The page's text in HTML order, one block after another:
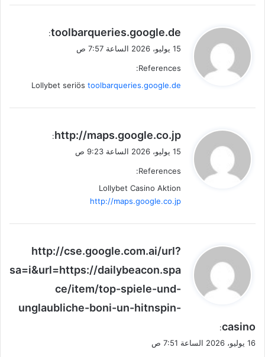
ي
ق
ل
toolbarqueries.google.de
:
15 يوليو، 2026 الساعة 7:57 ص
References:
Lollybet seriös toolbarqueries.google.de
ي
ق
ل
http://maps.google.co.jp
:
15 يوليو، 2026 الساعة 9:23 ص
References:
Lollybet Casino Aktion
http://maps.google.co.jp
ي
و
ل
http://cse.google.com.ai/url?
sa=i&url=https://dailybeacon.spa
ce/item/top-spiele-und-
unglaubliche-boni-un-hitnspin-
casino
:
16 يوليو، 2026 الساعة 7:51 ص